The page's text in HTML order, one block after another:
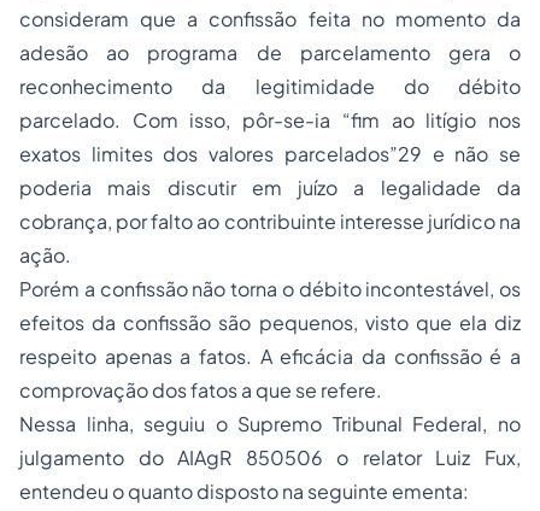
consideram que a confissão feita no momento da
adesão ao programa de parcelamento gera o
reconhecimento da legitimidade do débito
parcelado. Com isso, pôr-se-ia “fim ao litígio nos
exatos limites dos valores parcelados”29 e não se
poderia mais discutir em juízo a legalidade da
cobrança, por falto ao contribuinte interesse jurídico na
ação.
Porém a confissão não torna o débito incontestável, os
efeitos da confissão são pequenos, visto que ela diz
respeito apenas a fatos. A eficácia da confissão é a
comprovação dos fatos a que se refere.
Nessa linha, seguiu o Supremo Tribunal Federal, no
julgamento do AIAgR 850506 o relator Luiz Fux,
entendeu o quanto disposto na seguinte ementa: